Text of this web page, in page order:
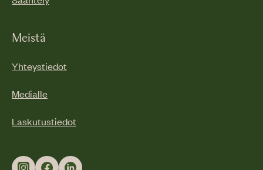
Meistä
Yhteystiedot
Medialle
Laskutustiedot